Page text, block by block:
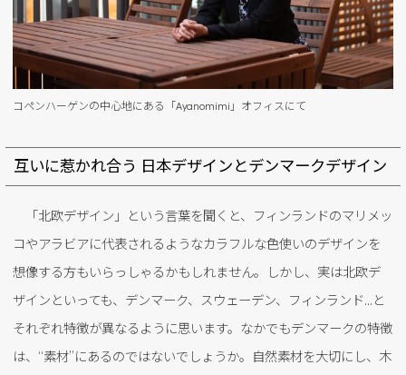
コペンハーゲンの中心地にある「Ayanomimi」オフィスにて
互いに惹かれ合う 日本デザインとデンマークデザイン
「北欧デザイン」という言葉を聞くと、フィンランドのマリメッ
コやアラビアに代表されるようなカラフルな色使いのデザインを
想像する方もいらっしゃるかもしれません。しかし、実は北欧デ
ザインといっても、デンマーク、スウェーデン、フィンランド…と
それぞれ特徴が異なるように思います。なかでもデンマークの特徴
は、“素材”にあるのではないでしょうか。自然素材を大切にし、木